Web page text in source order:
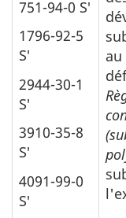
751-94-0 S′
1796-92-5
S′
2944-30-1
S′
3910-35-8
S′
4091-99-0
S′